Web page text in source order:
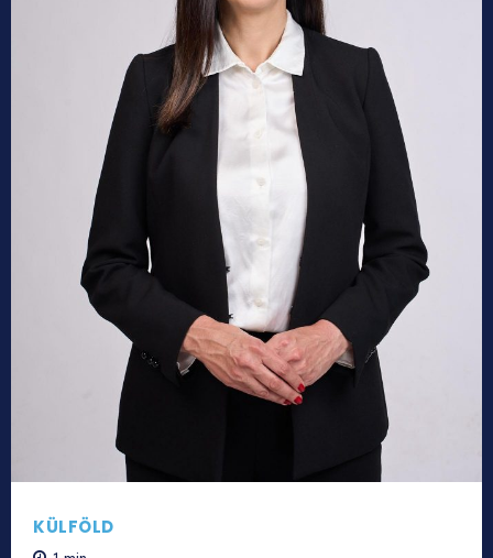
KÜLFÖLD